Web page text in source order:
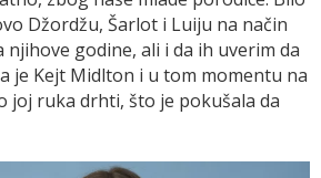
Džordžu, Šarlot i Luiju na način
godine, ali i da ih uverim da
je Kejt Midlton i u tom momentu na
joj ruka drhti, što je pokušala da